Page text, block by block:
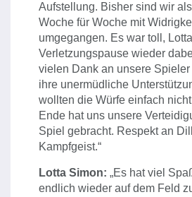
Aufstellung. Bisher sind wir
Woche für Woche mit
umgegangen. Es war toll,
Verletzungspause wieder
vielen Dank an unsere
ihre unermüdliche
wollten die Würfe einfach
Ende hat uns unsere
Spiel gebracht. Respekt an
Kampfgeist.“
Lotta Simon: „Es hat viel
endlich wieder auf dem Feld